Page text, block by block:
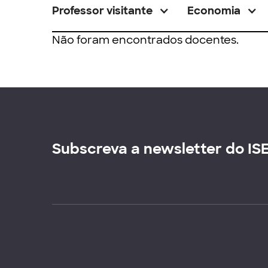
Professor visitante Economia
Não foram encontrados docentes.
Subscreva a newsletter do